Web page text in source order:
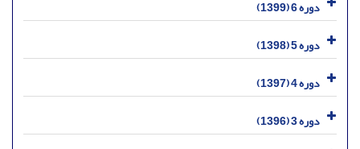
دوره 6 (1399)
دوره 5 (1398)
دوره 4 (1397)
دوره 3 (1396)